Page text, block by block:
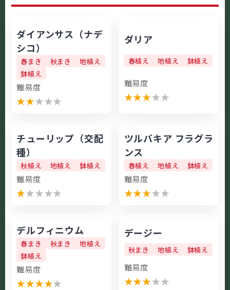
ダイアンサス（ナデ
シコ）
春まき 秋まき
地植え
鉢植え
難易度
★★★★★
ダリア
春植え 地植え 鉢植え
難易度
★★★★★
チューリップ（交配
種）
秋植え 地植え 鉢植え
難易度
★★★★★
ツルバキア フラグラ
ンス
春植え 地植え 鉢植え
難易度
★★★★★
デルフィニウム
春まき 秋まき
地植え
鉢植え
難易度
★★★★★
デージー
秋まき 地植え 鉢植え
難易度
★★★★★